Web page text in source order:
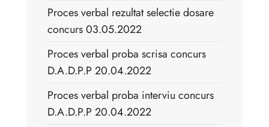
Proces verbal rezultat selectie dosare
concurs 03.05.2022
Proces verbal proba scrisa concurs
D.A.D.P.P 20.04.2022
Proces verbal proba interviu concurs
D.A.D.P.P 20.04.2022